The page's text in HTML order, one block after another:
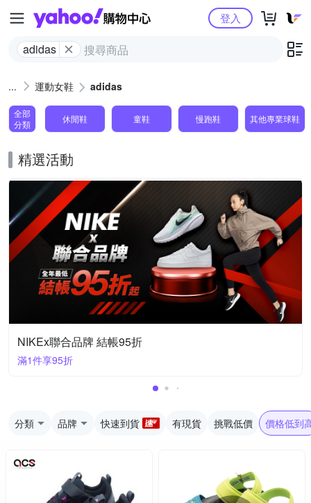
Yahoo購物中心
adidas
登入
運動女鞋 adidas
全部
分類
休閒鞋 童鞋 慢跑鞋 其他專業球鞋
精選活動
NIKEx聯合品牌 結帳95折
滿1件享95折
分類 品牌 快速到貨 有現貨 挑戰低價 價格低到